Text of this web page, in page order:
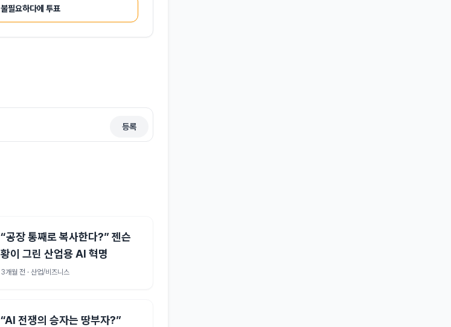
불필요하다에 투표
등록
“공장 통째로 복사한다?” 젠슨
황이 그린 산업용 AI 혁명
3개월 전 · 산업/비즈니스
“AI 전쟁의 승자는 땅부자?”